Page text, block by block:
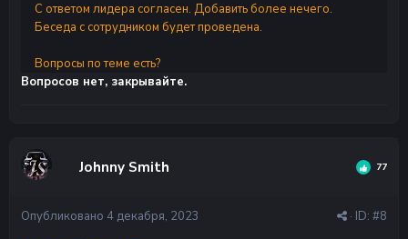
С ответом лидера согласен. Добавить более нечего.
Беседа с сотрудником будет проведена.
Вопросы по теме есть?
Вопросов нет, закрывайте.
Johnny Smith 77
· ID: #8
Опубликовано 4 декабря, 2023